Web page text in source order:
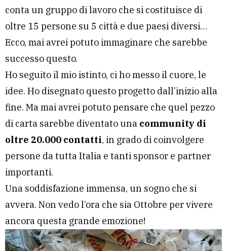
conta un gruppo di lavoro che si costituisce di
oltre 15 persone su 5 città e due paesi diversi…
Ecco, mai avrei potuto immaginare che sarebbe
successo questo.
Ho seguito il mio istinto, ci ho messo il cuore, le
idee. Ho disegnato questo progetto dall’inizio alla
fine. Ma mai avrei potuto pensare che quel pezzo
di carta sarebbe diventato una community di
oltre 20.000 contatti, in grado di coinvolgere
persone da tutta Italia e tanti sponsor e partner
importanti.
Una soddisfazione immensa, un sogno che si
avvera. Non vedo l’ora che sia Ottobre per vivere
ancora questa grande emozione!